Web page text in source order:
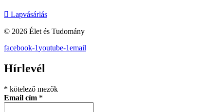
Lapvásárlás
© 2026 Élet és Tudomány
facebook-1youtube-1email
Hírlevél
* kötelező mezők
Email cím *